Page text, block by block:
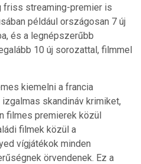
friss streaming-premier is
például országosan 7 új
és a legnépszerűbb
10 új sorozattal, filmmel
kiemelni a francia
skandináv krimiket,
filmes premierek közül
filmek közül a
vígjátékok minden
örvendenek. Ez a